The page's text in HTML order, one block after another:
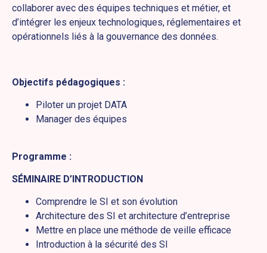
collaborer avec des équipes techniques et métier, et
d’intégrer les enjeux technologiques, réglementaires et
opérationnels liés à la gouvernance des données.
Objectifs pédagogiques :
Piloter un projet DATA
Manager des équipes
Programme :
SÉMINAIRE D’INTRODUCTION
Comprendre le SI et son évolution
Architecture des SI et architecture d’entreprise
Mettre en place une méthode de veille efficace
Introduction à la sécurité des SI